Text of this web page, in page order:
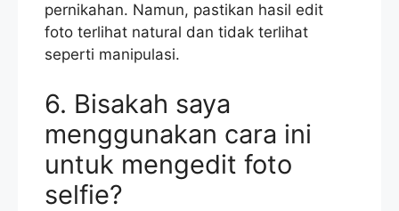
pernikahan. Namun, pastikan hasil edit
foto terlihat natural dan tidak terlihat
seperti manipulasi.
6. Bisakah saya
menggunakan cara ini
untuk mengedit foto
selfie?